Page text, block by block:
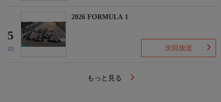
5
(2)
2026 FORMULA 1
次回放送
もっと見る